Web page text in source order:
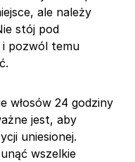
ale należy
stój pod
i pozwól temu
włosów 24 godziny
jest, aby
uniesionej.
wszelkie